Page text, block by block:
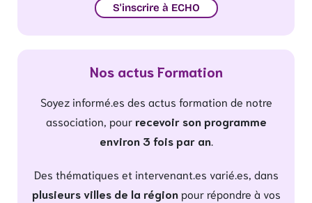
S'inscrire à ECHO
Nos actus Formation
Soyez informé.es des actus formation de notre
association, pourrecevoir son programme
environ 3 fois par an.
Des thématiques et intervenant.es varié.es, dans
plusieurs villes de la régionpour répondre à vos